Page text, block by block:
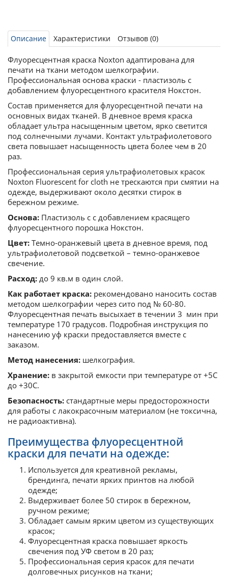
Описание Характеристики Отзывов (0)
Флуоресцентная краска Noxton адаптирована для
печати на ткани методом шелкографии.
Профессиональная основа краски - пластизоль с
добавлением флуоресцентного красителя Нокстон.
Состав применяется для флуоресцентной печати на
основных видах тканей. В дневное время краска
обладает ультра насыщенным цветом, ярко светится
под солнечными лучами. Контакт ультрафиолетового
света повышает насыщенность цвета более чем в 20
раз.
Профессиональная серия ультрафиолетовых красок
Noxton Fluorescent for cloth не трескаются при смятии на
одежде, выдерживают около десятки стирок в
бережном режиме.
Основа: Пластизоль с с добавлением красящего
флуоресцентного порошка Нокстон.
Цвет: Темно-оранжевый цвета в дневное время, под
ультрафиолетовой подсветкой – темно-оранжевое
свечение.
Расход: до 9 кв.м в один слой.
Как работает краска: рекомендовано наносить состав
методом шелкографии через сито под № 60-80.
Флуоресцентная печать высыхает в течении 3 мин при
температуре 170 градусов. Подробная инструкция по
нанесению уф краски предоставляется вместе с
заказом.
Метод нанесения: шелкография.
Хранение: в закрытой емкости при температуре от +5С
до +30С.
Безопасность: стандартные меры предосторожности
для работы с лакокрасочным материалом (не токсична,
не радиоактивна).
Преимущества флуоресцентной
краски для печати на одежде:
Используется для креативной рекламы,
брендинга, печати ярких принтов на любой
одежде;
Выдерживает более 50 стирок в бережном,
ручном режиме;
Обладает самым ярким цветом из существующих
красок;
Флуоресцентная краска повышает яркость
свечения под УФ светом в 20 раз;
Профессиональная серия красок для печати
долговечных рисунков на ткани;